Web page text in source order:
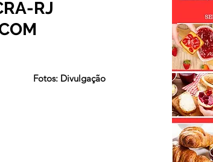
RJ
Fotos: Divulgação